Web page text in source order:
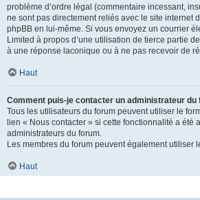
problème d’ordre légal (commentaire incessant,
ne sont pas directement reliés avec le site internet
phpBB en lui-même. Si vous envoyez un courrier
Limited à propos d’une utilisation de tierce partie
à une réponse laconique ou à ne pas recevoir de
Haut
Comment puis-je contacter un administrateur du
Tous les utilisateurs du forum peuvent utiliser le
lien « Nous contacter » si cette fonctionnalité a été
administrateurs du forum.
Les membres du forum peuvent également utiliser
Haut